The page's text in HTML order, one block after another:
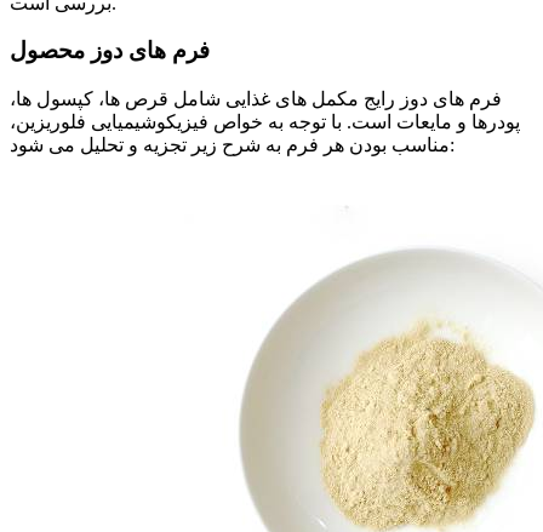
فرم های دوز محصول
فرم های دوز رایج مکمل های غذایی شامل قرص ها، کپسول ها،
پودرها و مایعات است. با توجه به خواص فیزیکوشیمیایی فلوریزین،
مناسب بودن هر فرم به شرح زیر تجزیه و تحلیل می شود: